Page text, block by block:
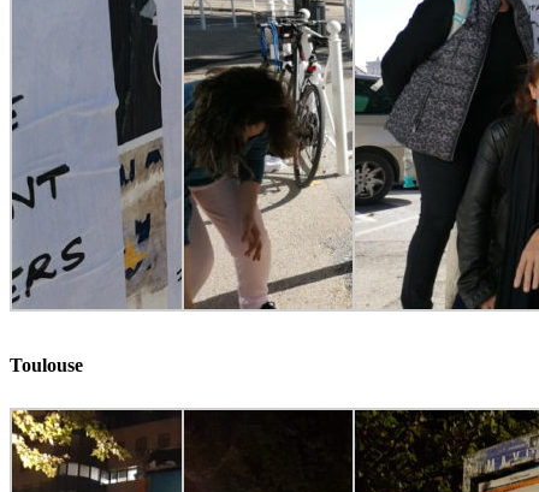
Toulouse